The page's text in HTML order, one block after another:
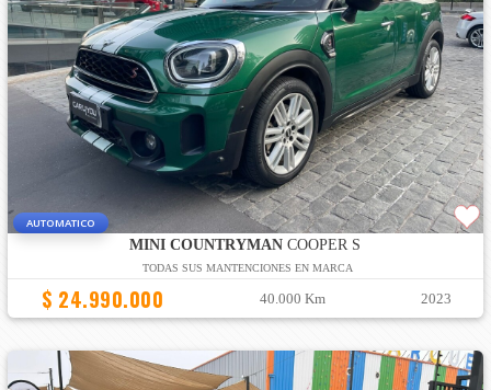
AUTOMATICO
MINI COUNTRYMAN COOPER S
TODAS SUS MANTENCIONES EN MARCA
$ 24.990.000 40.000 Km 2023